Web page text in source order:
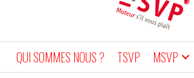
QUI SOMMES NOUS ? TSVP MSVP